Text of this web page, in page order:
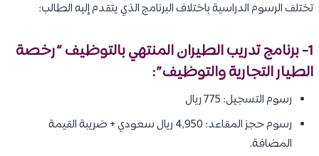
تختلف الرسوم الدراسية باختلاف البرنامج الذي يتقدم إليه الطالب:
1- برنامج تدريب الطيران المنتهي بالتوظيف “رخصة
الطيار التجارية والتوظيف”:
رسوم التسجيل: 775 ريال
رسوم حجز المقاعد: 4,950 ريال سعودي + ضريبة القيمة
المضافة.